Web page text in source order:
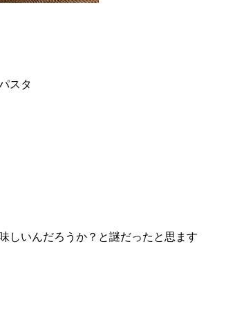
スタ
しいんだろうか？と謎だったと思ます